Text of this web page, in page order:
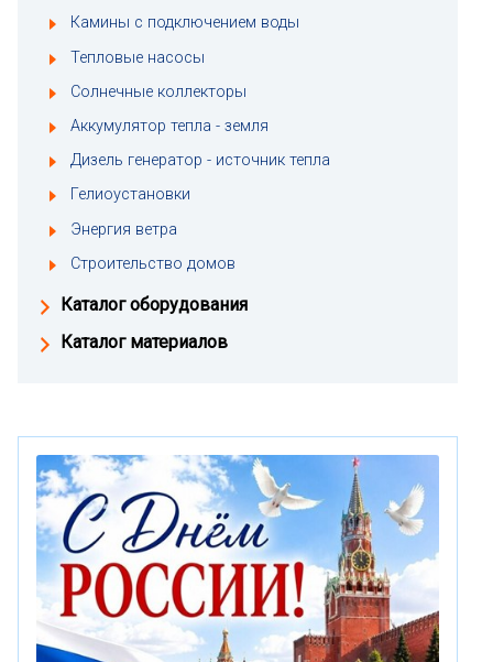
Камины с подключением воды
Тепловые насосы
Солнечные коллекторы
Аккумулятор тепла - земля
Дизель генератор - источник тепла
Гелиоустановки
Энергия ветра
Строительство домов
Каталог оборудования
Каталог материалов